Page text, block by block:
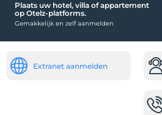
Plaats uw hotel, villa of appartement
op Otelz-platforms.
Gemakkelijk en zelf aanmelden
Extranet aanmelden